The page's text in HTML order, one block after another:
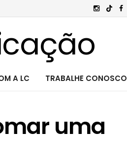
A LC TRABALHE CONOSCO
uma